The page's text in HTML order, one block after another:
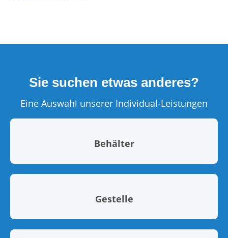
Sie suchen etwas anderes?
Eine Auswahl unserer Individual-Leistungen
Behälter
Gestelle